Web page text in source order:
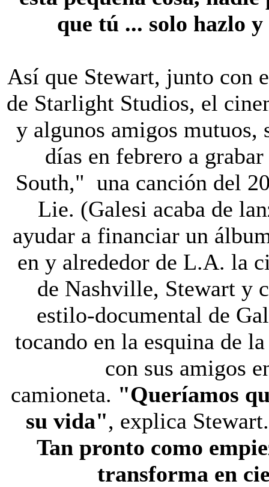
que tú ... solo hazlo
Así que Stewart, junto con
de Starlight Studios, el
y algunos amigos mutuos,
días en febrero a
South," una canción del
Lie. (Galesi acaba de
ayudar a financiar un
en y alrededor de L.A. la
de Nashville, Stewart y
estilo-documental de
tocando en la esquina de
con sus amigos
camioneta. "Queríamos
su vida", explica
Tan pronto como
transforma en